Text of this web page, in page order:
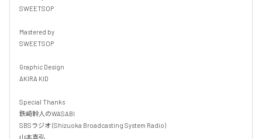
SWEETSOP
Mastered by
SWEETSOP
Graphic Design
AKIRA KID
Special Thanks
鉄崎幹人のWASABI
SBSラジオ (Shizuoka Broadcasting System Radio)
山本真弘